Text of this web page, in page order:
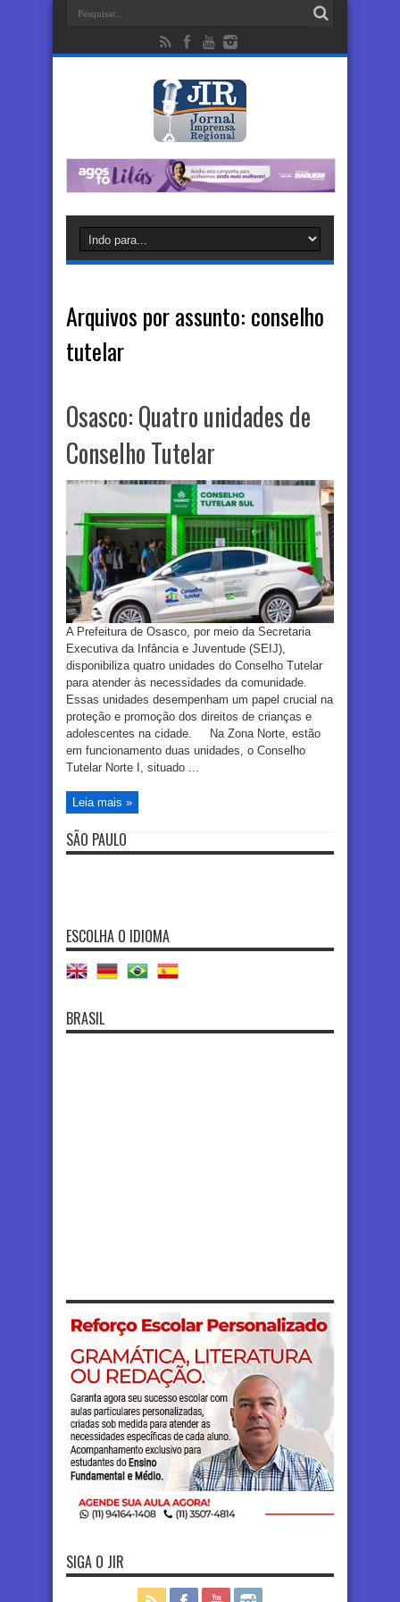
Arquivos por assunto: conselho
tutelar
Osasco: Quatro unidades de
Conselho Tutelar
A Prefeitura de Osasco, por meio da Secretaria
Executiva da Infância e Juventude (SEIJ),
disponibiliza quatro unidades do Conselho Tutelar
para atender às necessidades da comunidade.
Essas unidades desempenham um papel crucial na
proteção e promoção dos direitos de crianças e
adolescentes na cidade. Na Zona Norte, estão
em funcionamento duas unidades, o Conselho
Tutelar Norte I, situado ...
Leia mais »
SÃO PAULO
ESCOLHA O IDIOMA
BRASIL
SIGA O JIR